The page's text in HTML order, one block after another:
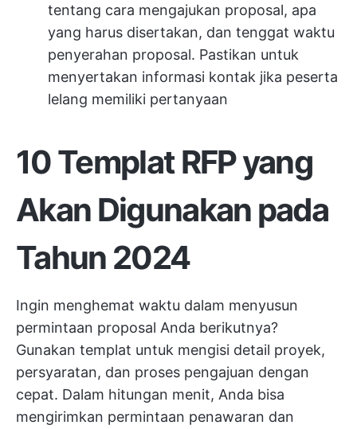
tentang cara mengajukan proposal, apa
yang harus disertakan, dan tenggat waktu
penyerahan proposal. Pastikan untuk
menyertakan informasi kontak jika peserta
lelang memiliki pertanyaan
10 Templat RFP yang
Akan Digunakan pada
Tahun 2024
Ingin menghemat waktu dalam menyusun
permintaan proposal Anda berikutnya?
Gunakan templat untuk mengisi detail proyek,
persyaratan, dan proses pengajuan dengan
cepat. Dalam hitungan menit, Anda bisa
mengirimkan permintaan penawaran dan